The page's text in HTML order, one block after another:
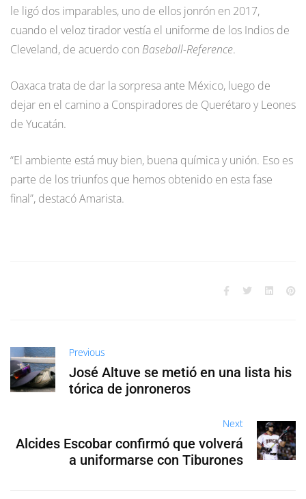
le ligó dos imparables, uno de ellos jonrón en 2017,
cuando el veloz tirador vestía el uniforme de los Indios de
Cleveland, de acuerdo con Baseball-Reference.
Oaxaca trata de dar la sorpresa ante México, luego de
dejar en el camino a Conspiradores de Querétaro y Leones
de Yucatán.
“El ambiente está muy bien, buena química y unión. Eso es
parte de los triunfos que hemos obtenido en esta fase
final”, destacó Amarista.
Previous
José Altuve se metió en una lista his
tórica de jonroneros
Next
Alcides Escobar confirmó que volverá
a uniformarse con Tiburones